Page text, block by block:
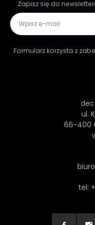
Zapisz się do
Formularz korzysta z
ul.
66-400
tel: